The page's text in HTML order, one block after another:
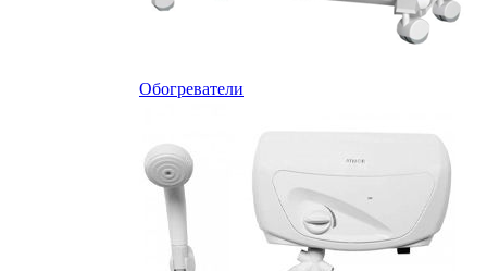
Обогреватели